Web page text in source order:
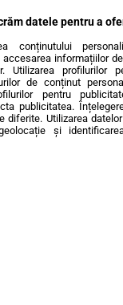
mail
Horoscop
datele pentru a
conținutului
informațiilor
Utilizarea profilurilor
de conținut
pentru
publicitatea.
Utilizarea
și